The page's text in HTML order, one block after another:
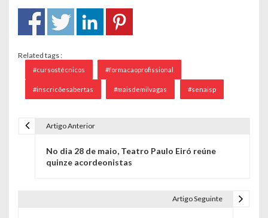
Related tags :
#cursostécnicos #formacaoprofissional
#inscricõesabertas #maisdemilvagas #senaisp
Artigo Anterior
No dia 28 de maio, Teatro Paulo Eiró reúne
quinze acordeonistas
Artigo Seguinte